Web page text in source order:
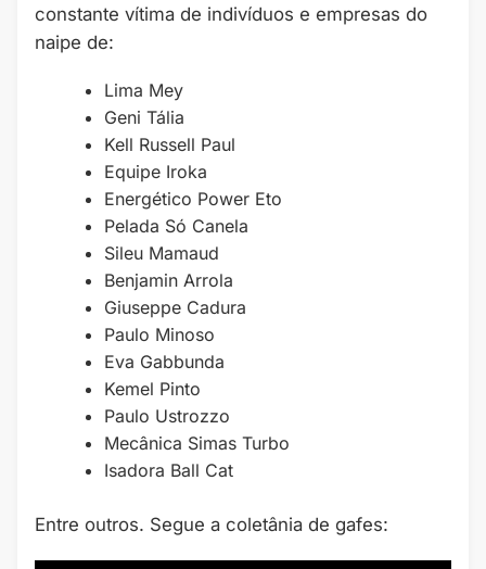
constante vítima de indivíduos e empresas do
naipe de:
Lima Mey
Geni Tália
Kell Russell Paul
Equipe Iroka
Energético Power Eto
Pelada Só Canela
Sileu Mamaud
Benjamin Arrola
Giuseppe Cadura
Paulo Minoso
Eva Gabbunda
Kemel Pinto
Paulo Ustrozzo
Mecânica Simas Turbo
Isadora Ball Cat
Entre outros. Segue a coletânia de gafes: